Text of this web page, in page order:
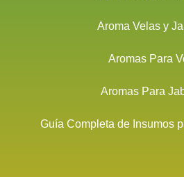
Aroma Velas y
Aromas Para
Aromas Para
Guía Completa de Insumos